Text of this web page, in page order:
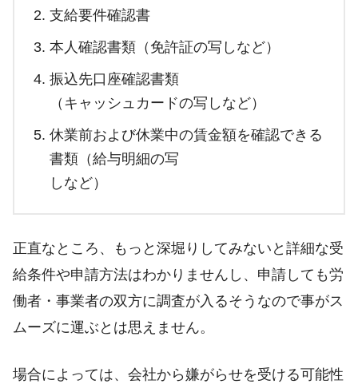
支給要件確認書
本人確認書類（免許証の写しなど）
振込先口座確認書類
（キャッシュカードの写しなど）
休業前および休業中の賃⾦額を確認できる
書類（給与明細の写
しなど）
正直なところ、もっと深堀りしてみないと詳細な受
給条件や申請方法はわかりませんし、申請しても労
働者・事業者の双方に調査が入るそうなので事がス
ムーズに運ぶとは思えません。
場合によっては、会社から嫌がらせを受ける可能性